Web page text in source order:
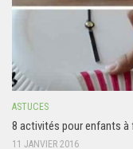
ASTUCES
8 activités pour enfants
11 JANVIER 2016